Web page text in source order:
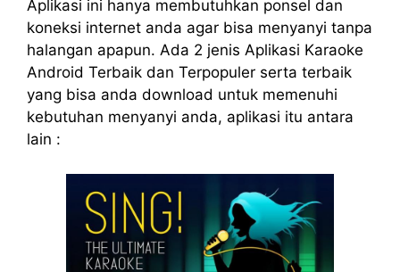
Aplikasi ini hanya membutuhkan ponsel dan
koneksi internet anda agar bisa menyanyi tanpa
halangan apapun. Ada 2 jenis Aplikasi Karaoke
Android Terbaik dan Terpopuler serta terbaik
yang bisa anda download untuk memenuhi
kebutuhan menyanyi anda, aplikasi itu antara
lain :